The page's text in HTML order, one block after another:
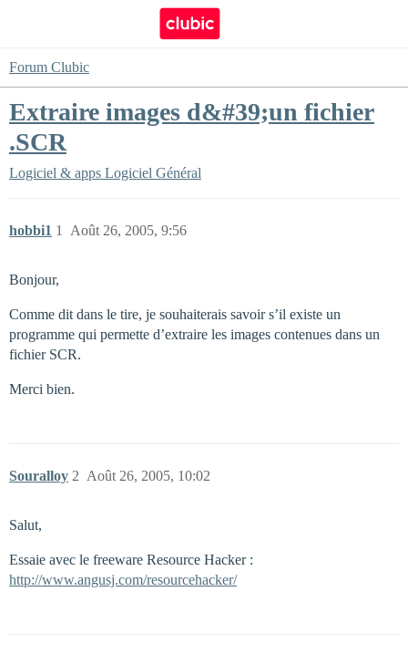
Forum Clubic
Extraire images d&#39;un fichier
.SCR
Logiciel & apps Logiciel Général
hobbi1 Août 26, 2005, 9:56
1
Bonjour,
Comme dit dans le tire, je souhaiterais savoir s’il existe un
programme qui permette d’extraire les images contenues dans un
fichier SCR.
Merci bien.
Souralloy Août 26, 2005, 10:02
2
Salut,
Essaie avec le freeware Resource Hacker :
http://www.angusj.com/resourcehacker/